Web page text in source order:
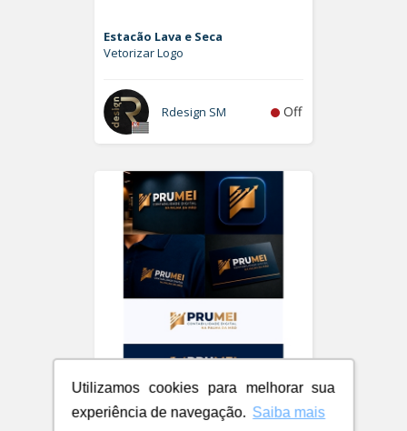
Utilizamos cookies para melhorar sua
experiência de navegação. Saiba mais
Estacão Lava e Seca
Vetorizar Logo
Rdesign SM Off
PRUMEI - Contabilidade Digital
Logo